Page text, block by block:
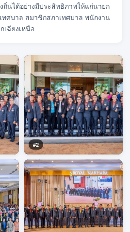
ถิ่นได้อย่างมีประสิทธิภาพให้แก่นายก
ทศบาล สมาชิกสภาเทศบาล พนักงาน
เฉียงเหนือ
#2